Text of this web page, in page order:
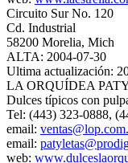
Circuito Sur No. 120
Cd. Industrial
58200 Morelia, Mich
ALTA: 2004-07-30
Ultima actualización:
LA ORQUÍDEA
Dulces típicos con
Tel: (443) 323-0888,
email:
email:
web: